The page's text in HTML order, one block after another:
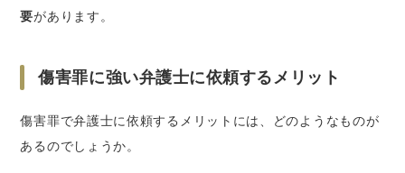
要があります。
傷害罪に強い弁護士に依頼するメリット
傷害罪で弁護士に依頼するメリットには、どのようなものが
あるのでしょうか。